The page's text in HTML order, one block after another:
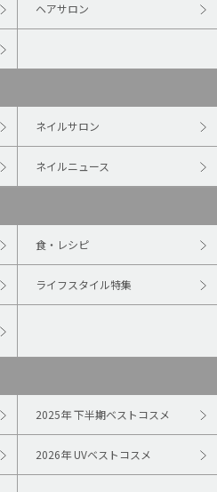
ヘアサロン
ネイルサロン
ネイルニュース
食・レシピ
ライフスタイル特集
2025年 下半期ベストコスメ
2026年 UVベストコスメ